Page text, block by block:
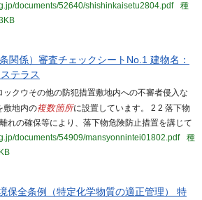
documents/52640/shishinkaisetu2804.pdf
種
関係）審査チェックシートNo.1 建物名：
テラス
クウその他の防犯措置敷地内への不審者侵入な
敷地内の複数箇所に設置しています。 2 2 落下物
れの確保等により、落下物危険防止措置を講じて
documents/54909/mansyonnintei01802.pdf
種
保全条例（特定化学物質の適正管理） 特